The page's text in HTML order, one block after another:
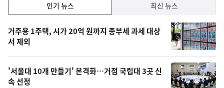
기,
최
신,
오
늘
인기 뉴스 최신 뉴스
기
뉴
스
거주용 1주택, 시가 20억 원까지 종부세 과세 대상
서 제외
'서울대 10개 만들기' 본격화…거점 국립대 3곳 신
속 선정